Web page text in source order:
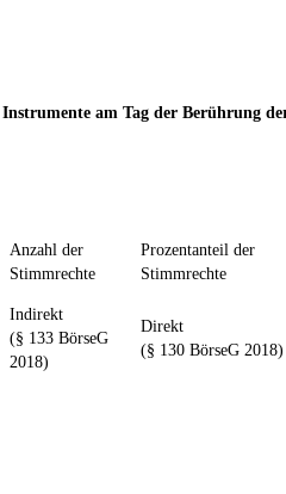
am Tag der Berührung
Anzahl der
Stimmrechte
Prozentanteil der
Stimmrechte
Indirekt
(§ 133 BörseG
2018)
Direkt
(§ 130 BörseG 2018)